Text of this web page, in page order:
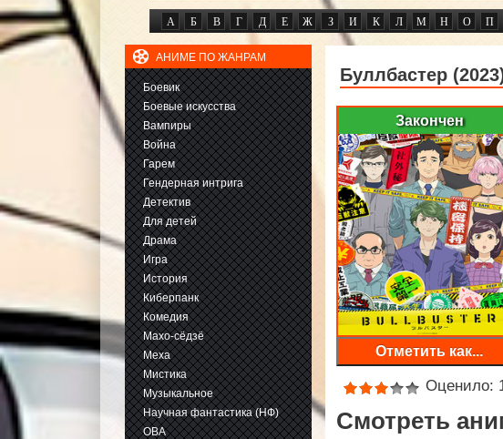
А Б В Г Д Е Ж З И К Л М Н О П
АНИМЕ ПО ЖАНРАМ
Боевик
Боевые искусства
Вампиры
Война
Гарем
Гендерная интрига
Детектив
Для детей
Драма
Игра
История
Киберпанк
Комедия
Махо-сёдзё
Меха
Мистика
Музыкальное
Научная фантастика (НФ)
ОВА
Буллбастер
Закончен
Отметить как...
Оценило:
Смотреть